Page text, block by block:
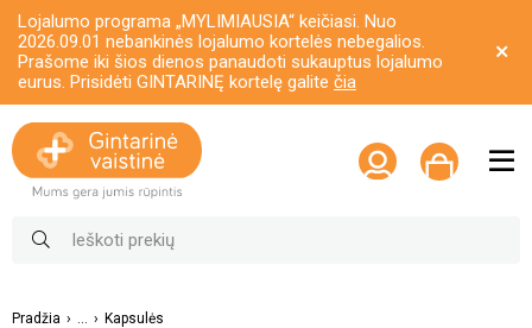
Lojalumo programa „MYLIMIAUSIA“ keičiasi. Nuo
2026.09.01 nebankinės lojalumo kortelės nebegalios.
Prašome iki šios dienos panaudoti sukauptus lojalumo
eurus. Prisidėti GINTARINĘ kortelę galite čia
Pradžia ... Kapsulės